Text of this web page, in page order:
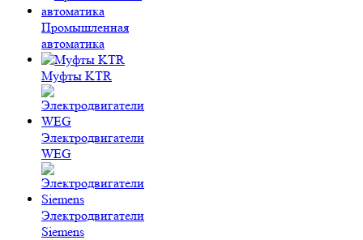
Промышленная
автоматика
Муфты KTR
Электродвигатели
WEG
Электродвигатели
Siemens